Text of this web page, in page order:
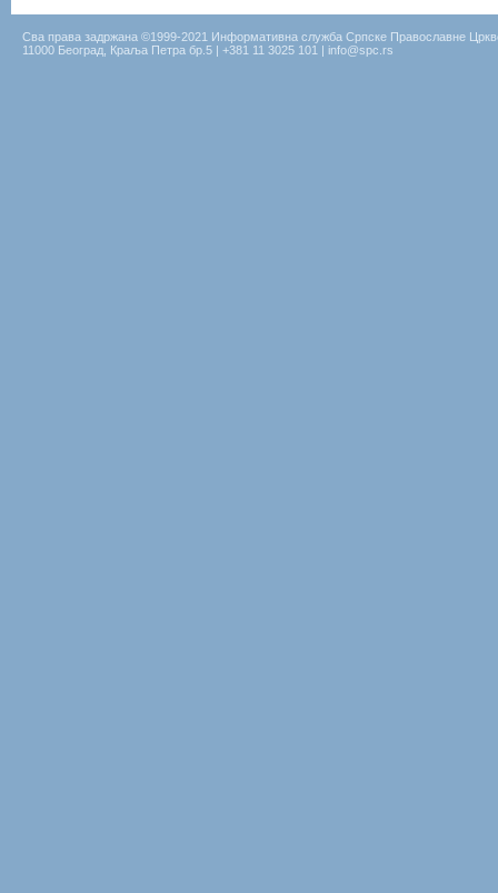
Сва права задржана ©1999-2021 Информативна служба Српске Православне
11000 Београд, Краља Петра бр.5 | +381 11 3025 101 | info@spc.rs